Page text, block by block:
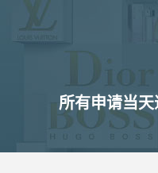
所有申请当